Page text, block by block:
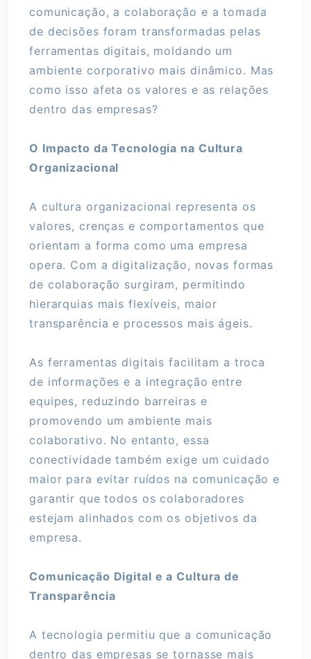
comunicação, a colaboração e a tomada
de decisões foram transformadas pelas
ferramentas digitais, moldando um
ambiente corporativo mais dinâmico. Mas
como isso afeta os valores e as relações
dentro das empresas?
O Impacto da Tecnologia na Cultura
Organizacional
A cultura organizacional representa os
valores, crenças e comportamentos que
orientam a forma como uma empresa
opera. Com a digitalização, novas formas
de colaboração surgiram, permitindo
hierarquias mais flexíveis, maior
transparência e processos mais ágeis.
As ferramentas digitais facilitam a troca
de informações e a integração entre
equipes, reduzindo barreiras e
promovendo um ambiente mais
colaborativo. No entanto, essa
conectividade também exige um cuidado
maior para evitar ruídos na comunicação e
garantir que todos os colaboradores
estejam alinhados com os objetivos da
empresa.
Comunicação Digital e a Cultura de
Transparência
A tecnologia permitiu que a comunicação
dentro das empresas se tornasse mais